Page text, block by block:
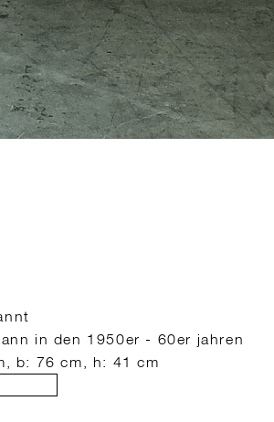
in den 1950er - 60er jahren
b: 76 cm, h: 41 cm